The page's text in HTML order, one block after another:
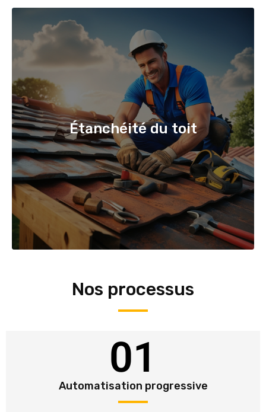
Étanchéité du toit
Nos processus
01
Automatisation progressive